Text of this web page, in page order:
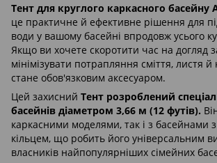
Тент для круглого каркасного басейну
це практичне й ефективне рішення для
води у вашому басейні впродовж усього
Якщо ви хочете скоротити час на догляд
мінімізувати потрапляння сміття, листя
стане обов'язковим аксесуаром.
Цей захисний Тент розроблений
басейнів діаметром 3,66 м (12 футів).
каркасними моделями, так і з басейнами
кільцем, що робить його універсальним
власників найпопулярніших сімейних